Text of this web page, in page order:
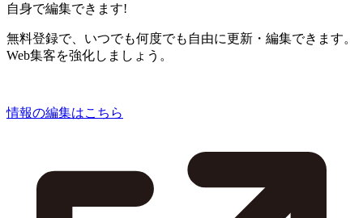
自身で編集できます!
無料登録で、いつでも何度でも自由に更新・編集できます。
Web集客を強化しましょう。
情報の編集はこちら